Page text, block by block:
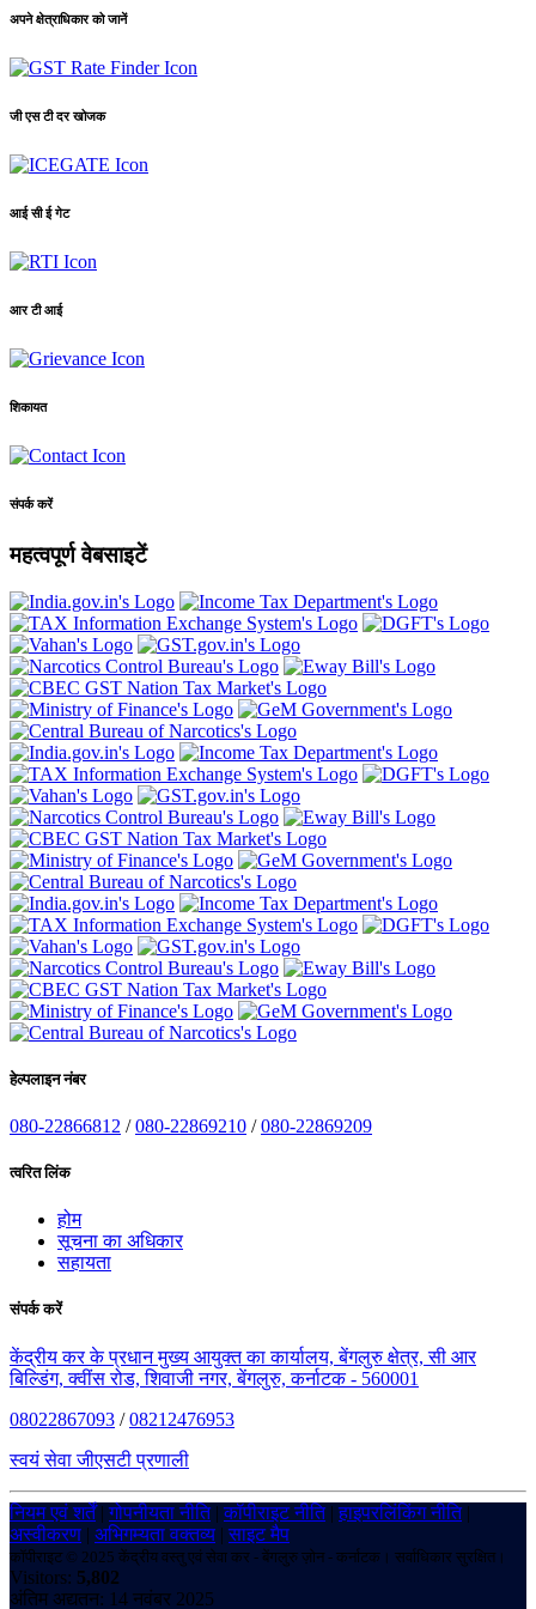
अपने क्षेत्राधिकार को जानें
जी एस टी दर खोजक
आई सी ई गेट
आर टी आई
शिकायत
संपर्क करें
महत्वपूर्ण वेबसाइटें
हेल्पलाइन नंबर
080-22866812 /080-22869210 /080-22869209
त्वरित लिंक
होम
सूचना का अधिकार
सहायता
संपर्क करें
केंद्रीय कर के प्रधान मुख्य आयुक्त का कार्यालय, बेंगलुरु क्षेत्र, सी आर
बिल्डिंग, क्वींस रोड, शिवाजी नगर, बेंगलुरु, कर्नाटक - 560001
08022867093 /08212476953
स्वयं सेवा जीएसटी प्रणाली
नियम एवं शर्तें|गोपनीयता नीति|कॉपीराइट नीति|हाइपरलिंकिंग नीति|
अस्वीकरण | अभिगम्यता वक्तव्य |साइट मैप
कॉपीराइट © 2025 केंद्रीय वस्तु एवं सेवा कर - बेंगलुरु ज़ोन - कर्नाटक। सर्वाधिकार सुरक्षित।
Visitors: 5,802
अंतिम अद्यतन: 14 नवंबर 2025